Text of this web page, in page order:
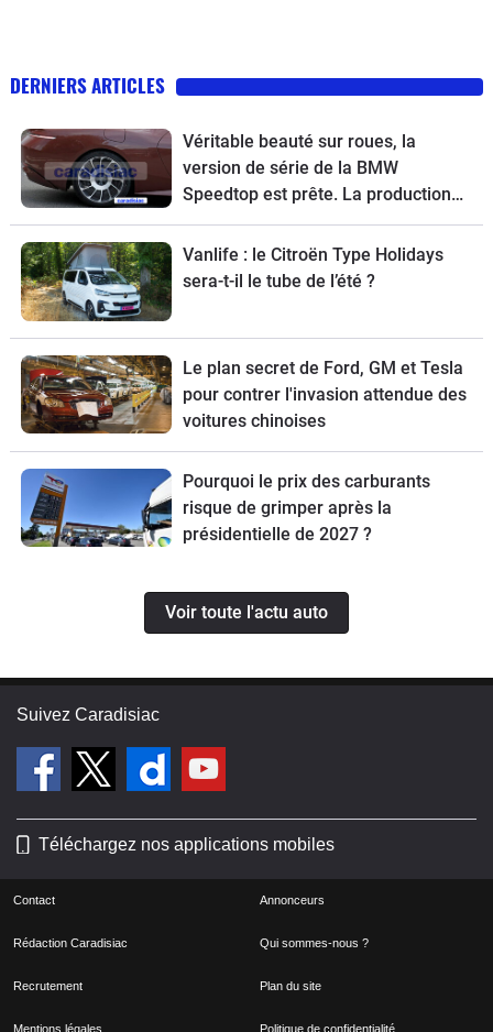
DERNIERS ARTICLES
Véritable beauté sur roues, la
version de série de la BMW
Speedtop est prête. La production
de ce break de chasse sera limitée à
70 exemplaires.
Vanlife : le Citroën Type Holidays
sera-t-il le tube de l’été ?
Le plan secret de Ford, GM et Tesla
pour contrer l'invasion attendue des
voitures chinoises
Pourquoi le prix des carburants
risque de grimper après la
présidentielle de 2027 ?
Voir toute l'actu auto
Suivez Caradisiac
Téléchargez nos applications mobiles
Contact Annonceurs
Rédaction Caradisiac Qui sommes-nous ?
Recrutement Plan du site
Mentions légales Politique de confidentialité